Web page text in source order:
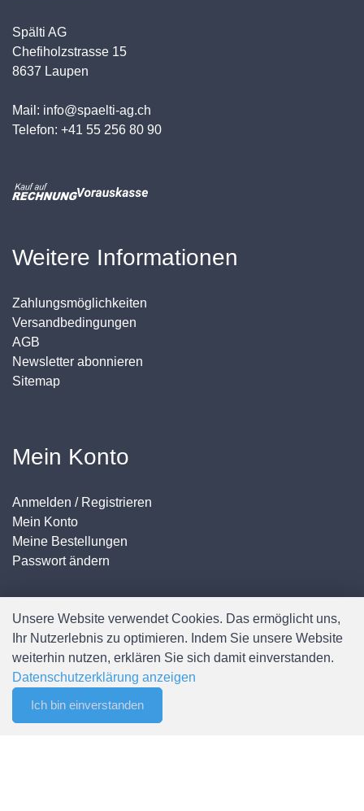
Merkliste
Spälti AG
Chefiholzstrasse 15
8637 Laupen
Mail: info@spaelti-ag.ch
Telefon: +41 55 256 80 90
Weitere Informationen
Zahlungsmöglichkeiten
Versandbedingungen
AGB
Newsletter abonnieren
Sitemap
Mein Konto
Anmelden / Registrieren
Mein Konto
Meine Bestellungen
Passwort ändern
© Copyright Spälti AG - Alle Rechte vorbehalten
Unsere Website verwendet Cookies. Das ermöglicht uns,
Ihr Nutzerlebnis zu optimieren. Indem Sie unsere Website
weiterhin nutzen, erklären Sie sich damit einverstanden.
Datenschutzerklärung anzeigen
Ich bin einverstanden